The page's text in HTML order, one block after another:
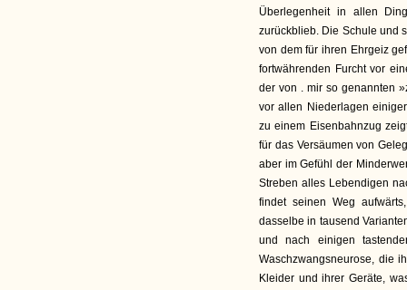
Überlegenheit in allen
zurückblieb. Die Schule und
von dem für ihren Ehrgeiz
fortwährenden Furcht vor
der von . mir so genannten
vor allen Niederlagen
zu einem Eisenbahnzug
für das Versäumen von
aber im Gefühl der
Streben alles Lebendigen
findet seinen Weg
dasselbe in tausend
und nach einigen
Waschzwangsneurose, die
Kleider und ihrer Geräte,